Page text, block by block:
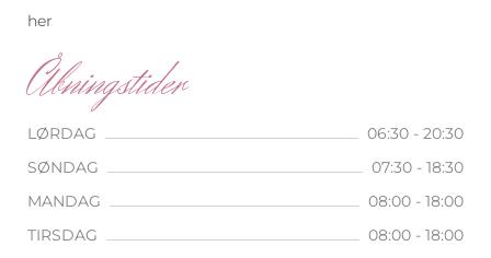
her
Åbningstider
LØRDAG
06:30 - 20:30
SØNDAG
07:30 - 18:30
MANDAG
08:00 - 18:00
TIRSDAG
08:00 - 18:00